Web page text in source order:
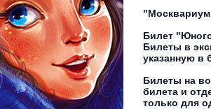
Билет
Билеты в
указанную в
Билеты на
билета и
только для